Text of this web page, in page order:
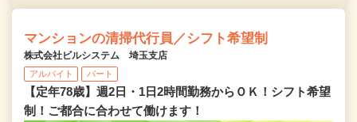
マンションの清掃代行員／シフト希望制
株式会社ビルシステム 埼玉支店
アルバイト パート
【定年78歳】週2日・1日2時間勤務からＯＫ！シフト希望
制！ご都合に合わせて働けます！